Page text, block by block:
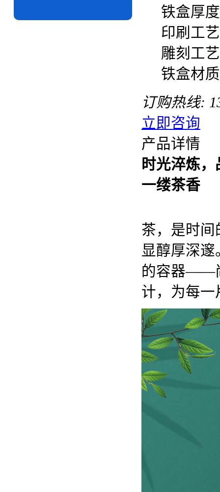
铁盒厚
印刷工
雕刻工
铁盒材
订购热线:
立即咨询
产品详情
时光淬炼
一缕茶香
茶，是时间
显醇厚深
的容器——
计，为每一